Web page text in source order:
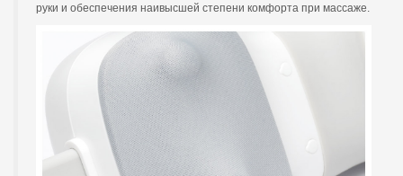
руки и обеспечения наивысшей степени комфорта при массаже.